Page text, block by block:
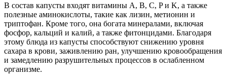
В состав капусты входят витамины A, B, C, P и K, а также
полезные аминокислоты, такие как лизин, метионин и
триптофан. Кроме того, она богата минералами, включая
фосфор, кальций и калий, а также фитонцидами. Благодаря
этому блюда из капусты способствуют снижению уровня
сахара в крови, заживлению ран, улучшению кровообращения
и замедлению разрушительных процессов в ослабленном
организме.